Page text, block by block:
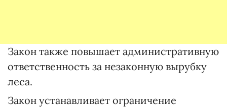
Закон также повышает административную
ответственность за незаконную вырубку
леса.
Закон устанавливает ограничение